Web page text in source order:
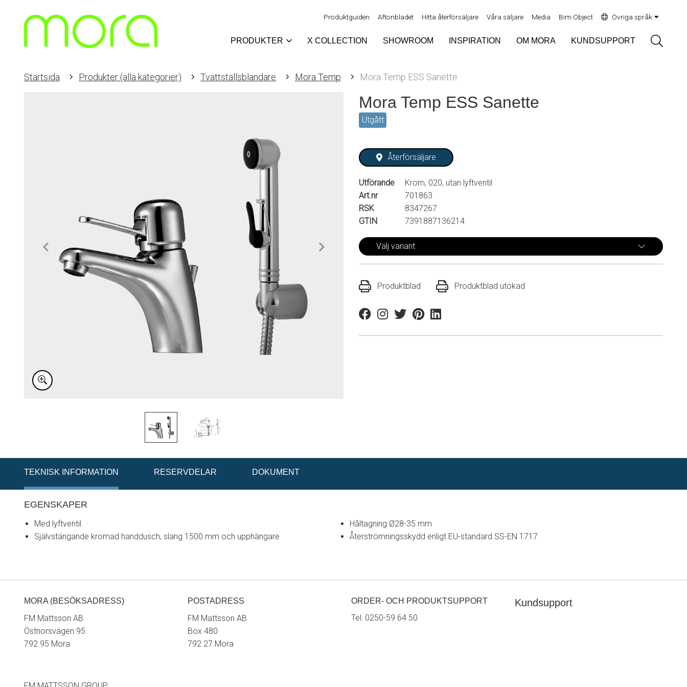
Produktguiden Aftonbladet Hitta återförsäljare Våra säljare Media Bim Object Övriga språk
PRODUKTER X COLLECTION SHOWROOM INSPIRATION OM MORA KUNDSUPPORT
Startsida Produkter (alla kategorier) Tvättställsblandare Mora Temp Mora Temp ESS Sanette
Mora Temp ESS Sanette
Utgått
Återförsäljare
Utförande
Krom, 020, utan lyftventil
Art.nr
701863
RSK
8347267
GTIN
7391887136214
Välj variant
Produktblad Produktblad utökad
FacebookInstagram
TwitterPinterestLinkedin
TEKNISK INFORMATION RESERVDELAR DOKUMENT
EGENSKAPER
Med lyftventil
Självstängande kromad handdusch, slang 1500 mm och upphängare
Håltagning Ø28-35 mm
Återströmningsskydd enligt EU-standard SS-EN 1717
MORA (BESÖKSADRESS)
FM Mattsson AB
Östnorsvägen 95
792 95 Mora
POSTADRESS
FM Mattsson AB
Box 480
792 27 Mora
ORDER- OCH PRODUKTSUPPORT
Tel: 0250-59 64 50
Kundsupport